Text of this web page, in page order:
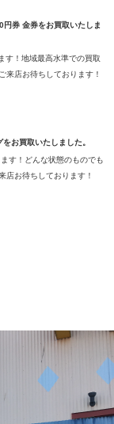
円券 金券をお買取いたしま
す！地域最高水準での買取
来店お待ちしております！
お買取いたしました。
す！どんな状態のものでも
店お待ちしております！